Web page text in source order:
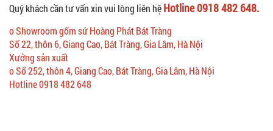
Quý khách cần tư vấn xin vui lòng liên hệHotline 0918 482 648.
o Showroom gốm sứ Hoàng Phát Bát Tràng
Số 22, thôn 6, Giang Cao, Bát Tràng, Gia Lâm, Hà Nội
Xưởng sản xuất
o Số 252, thôn 4, Giang Cao, Bát Tràng, Gia Lâm, Hà Nội
Hotline 0918 482 648